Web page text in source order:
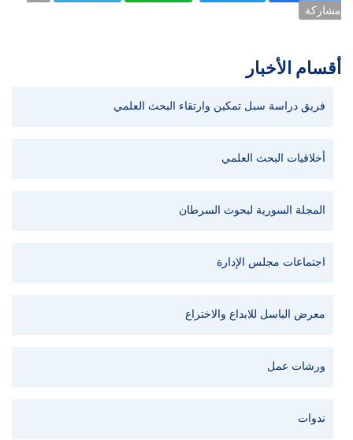
مشاركة
أقسام الأخبار
فريق دراسة سبل تمكين وارتقاء البحث العلمي
أخلاقيات البحث العلمي
المجلة السورية لبحوث السرطان
اجتماعات مجلس الإدارة
معرض الباسل للابداع والاختراع
ورشات عمل
ندوات